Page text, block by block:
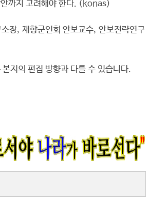
까지 고려해야 한다. (konas)
장, 재향군인회 안보교수, 안보전략연구
지의 편집 방향과 다를 수 있습니다.